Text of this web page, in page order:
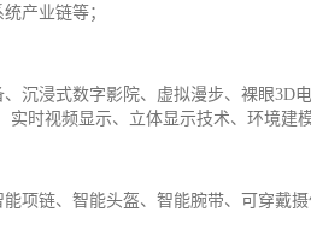
产业链等；
沉浸式数字影院、虚拟漫步、裸眼
时视频显示、立体显示技术、环境建
项链、智能头盔、智能腕带、可穿戴